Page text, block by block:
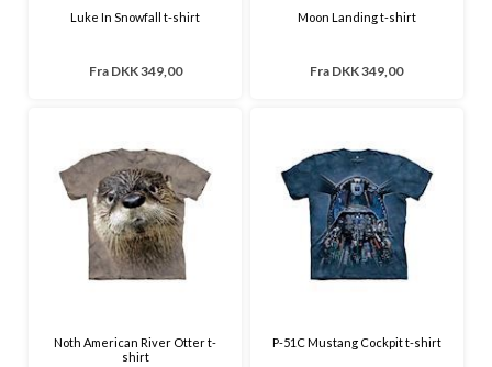
Luke In Snowfall t-shirt
Fra DKK 349,00
Moon Landing t-shirt
Fra DKK 349,00
Noth American River Otter t-
shirt
P-51C Mustang Cockpit t-shirt